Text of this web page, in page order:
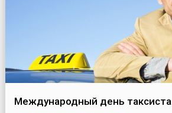
Международный день таксиста